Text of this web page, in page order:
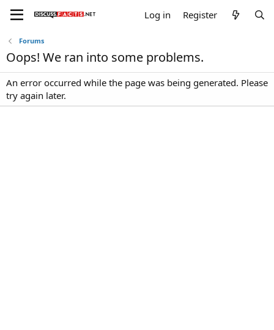
Log in Register
Forums
Oops! We ran into some problems.
An error occurred while the page was being generated. Please
try again later.